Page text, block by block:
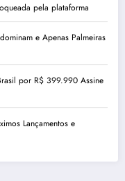
pela plataforma
e Apenas Palmeiras
por R$ 399.990 Assine
Lançamentos e